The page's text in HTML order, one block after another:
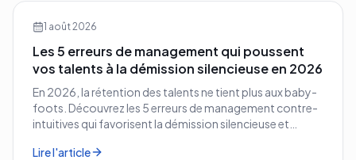
1 août 2026
Les 5 erreurs de management qui poussent
vos talents à la démission silencieuse en 2026
En 2026, la rétention des talents ne tient plus aux baby-
foots. Découvrez les 5 erreurs de management contre-
intuitives qui favorisent la démission silencieuse et
Lire l'article